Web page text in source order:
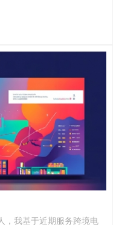
，我基于近期服务跨境电